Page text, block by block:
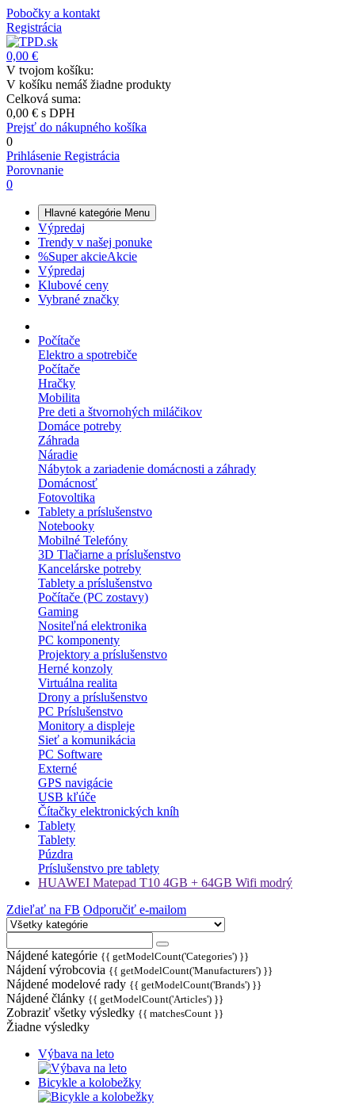
Pobočky a kontakt
Registrácia
0,00 €
V tvojom košíku:
V košíku nemáš žiadne produkty
Celková suma:
0,00 € s DPH
Prejsť do nákupného košíka
0
Prihlásenie Registrácia
Porovnanie
0
Hlavné kategórie Menu
Výpredaj
Trendy v našej ponuke
%Super akcieAkcie
Výpredaj
Klubové ceny
Vybrané značky
Počítače
Elektro a spotrebiče
Počítače
Hračky
Mobilita
Pre deti a štvornohých miláčikov
Domáce potreby
Záhrada
Náradie
Nábytok a zariadenie domácnosti a záhrady
Domácnosť
Fotovoltika
Tablety a príslušenstvo
Notebooky
Mobilné Telefóny
3D Tlačiarne a príslušenstvo
Kancelárske potreby
Tablety a príslušenstvo
Počítače (PC zostavy)
Gaming
Nositeľná elektronika
PC komponenty
Projektory a príslušenstvo
Herné konzoly
Virtuálna realita
Drony a príslušenstvo
PC Príslušenstvo
Monitory a displeje
Sieť a komunikácia
PC Software
Externé
GPS navigácie
USB kľúče
Čítačky elektronických kníh
Tablety
Tablety
Púzdra
Príslušenstvo pre tablety
HUAWEI Matepad T10 4GB + 64GB Wifi modrý
Zdieľať na FB Odporučiť e-mailom
Nájdené kategórie {{ getModelCount('Categories') }}
Nájdení výrobcovia {{ getModelCount('Manufacturers') }}
Nájdené modelové rady {{ getModelCount('Brands') }}
Nájdené články {{ getModelCount('Articles') }}
Zobraziť všetky výsledky {{ matchesCount }}
Žiadne výsledky
Výbava na leto
Bicykle a kolobežky